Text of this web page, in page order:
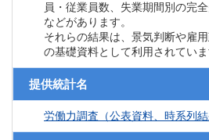
員・従業員数、失業期間別の完
などがあります。
それらの結果は、景気判断や雇
の基礎資料として利用されていま
提供統計名
労働力調査（公表資料、時系列結